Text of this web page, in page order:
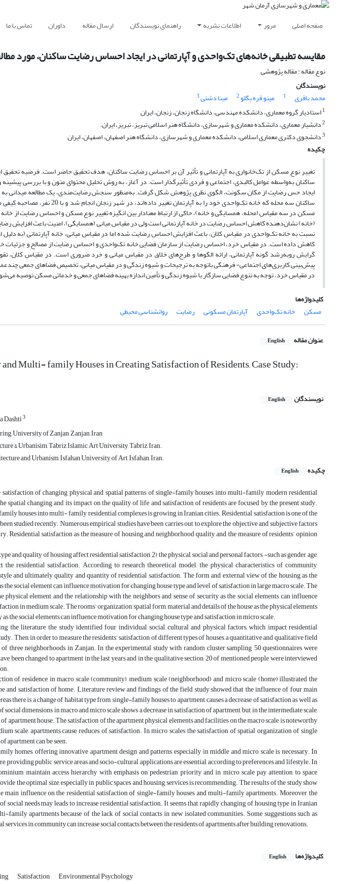
صفحه اصلی مرور اطلاعات نشریه راهنمای نویسندگان ارسال مقاله داوران تماس با ما
مقایسه تطبیقی خانه‌های تک‌واحدی و آپارتمانی در ایجاد احساس رضایت ساکنان، مورد
نوع مقاله : مقاله پژوهشی
نویسندگان
محمد باقری
1 مینو قره بگلو2 مینا دشتی3
1استادیار گروه معماری، دانشکده‌ مهندسی، دانشگاه زنجان، زنجان، ایران
2دانشیار معماری، دانشکده معماری و شهرسازی، دانشگاه هنر اسلامی تبریز، تبریز، ایران.
3دانشجوی دکتری معماری اسلامی، دانشکده معماری و شهرسازی، دانشگاه هنر اصفهان، اصفهان، ایران
چکیده
تغییر نوع مسکن‌ از تک‌خانواری به آپارتمانی و تأثیر آن بر احساس رضایت ساکنان، هدف تحقیق حاضر است. فرضیه
ساکنان به‌واسطه عوامل کالبدی، اجتماعی و فردی تأثیرگذار است. در آغاز، به روش تحلیل محتوای متون و با بررسی
ساکنان سه محله که خانه ‌‌تک‌واحدی خود را
مسکن در سه مقیاس (محله، همسایگی و خانه)، حاکی از ارتباط معنادار بین انگیزه تغییر نوع مسکن و احساس رضایت از
(خانه) نشان‌دهنده کاهش احساس رضایت در خانه آپارتمانی است ولی در مقیاس میانی (همسایگی)، امنیت باعث افزایش
نسبت به خانه تک‌واحدی در مقیاس کلان، باعث افزایش احساس رضایت شده اما در مقیاس میانی، خانه آپارتمانی (به
کاهش داده است. در مقیاس خرد، احساس رضایت از سازمان فضایی خانه‌ تک‌واحدی و احساس رضایت از مصالح و جزئیات
گرایش روبه‌رشد گونه آپارتمانی، ارائه الگو‌ها و طرح‌های خلاق در مقیاس میانی و خرد ضروری است. در مقیاس کلان،
پیش‌بینی کاربری‌های اجتماعی- فرهنگی با‌توجه به ترجیحات و شیوه زندگی و در مقیاس میانی، تخصیص فضاهای جمعی
در مقیاس خرد، توجه به تنوع فضایی سازگار با شیوه زندگی و تأمین اندازه بهینه فضاهای جمعی و خدماتی مسکن توصیه
کلیدواژه‌ها
مسکن
خانه تک‌واحدی آپارتمان مسکونی رضایت روانشناسی محیطی
عنوان مقاله English
Multi- family Houses in Creating Satisfaction of Residents, Case Study:
نویسندگان English
Dashti3
University of Zanjan, Zanjan, Iran
& Urbanisim, Tabriz Islamic Art University, Tabriz, Iran.
and Urbanism, Isfahan University of Art, Isfahan, Iran.
چکیده
English
of changing physical and spatial patterns of single-family houses into multi-family modern residential
spatial changing and its impact on the quality of life and satisfaction of residents are focused by the present study.
houses into multi- family residential complexes is growing in Iranian cities. Residential satisfaction is one of the
studied recently. Numerous empirical studies have been carries out to explore the objective and subjective factors
satisfaction as the measure of housing and neighborhood quality, and, the measure of residents’ opinion
and quality of housing affect residential satisfaction, 2) the physical, social and personal factors -such as gender, age,
residential satisfaction. According to research theoretical model, the physical characteristics of community,
and ultimately quality and quantity of residential satisfaction. The form and external view of the housing as the
social element can influence motivation for changing house type and level of satisfaction in large macro scale. The
element and the relationship with the neighbors and sense of security as the social elements can influence
in medium scale. The rooms’ organization, spatial form, material and details of the house as the physical elements
the social elements can influence motivation for changing house type and satisfaction in micro scale.
the literature, the study identified four individual, social, cultural and physical factors, which impact residential
Then, in order to measure the residents’ satisfaction of different types of houses, a quantitative and qualitative field
three neighborhoods in Zanjan. In the experimental study with random cluster sampling, 50 questionnaires were
been changed to apartment in the last years and in the qualitative section, 20 of mentioned people were interviewed
of residence in macro scale (community), medium scale (neighborhood) and micro scale (home) illustrated the
and satisfaction of home. Literature review and findings of the field study showed that the influence of four main
there is a change of habitat type from single-family houses to apartment, causes a decrease of satisfaction as well as
dimensions in macro and micro scale shows a decrease in satisfaction of apartment, but in the intermediate scale,
apartment house. The satisfaction of the apartment physical elements and facilities on the macro scale is noteworthy
scale, apartments cause reduces of satisfaction. In micro scales the satisfaction of spatial organization of single
apartment can be seen.
homes, offering innovative apartment design and patterns, especially in middle and micro scale is necessary. In
providing public service areas and socio-cultural applications are essential according to preferences and lifestyle. In
maintain access hierarchy with emphasis on pedestrian priority and in micro scale pay attention to space
the optimal size, especially in public spaces and housing services is recommending. The results of the study show
main influence on the residential satisfaction of single-family houses and multi-family apartments. Moreover, the
social needs may leads to increase residential satisfaction. It seems that, rapidly changing of housing type in Iranian
family apartments because of the lack of social contacts in new isolated communities. Some suggestions such as
in community can increase social contacts between the residents of apartments after building renovations.
کلیدواژه‌ها English
Satisfaction Environmental Psychology